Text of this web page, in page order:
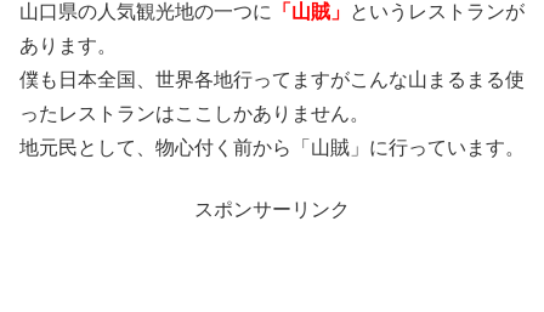
山口県の人気観光地の一つに 「山賊」 というレストランが
あります。
僕も日本全国、世界各地行ってますがこんな山まるまる使
ったレストランはここしかありません。
地元民として、物心付く前から「山賊」に行っています。
スポンサーリンク